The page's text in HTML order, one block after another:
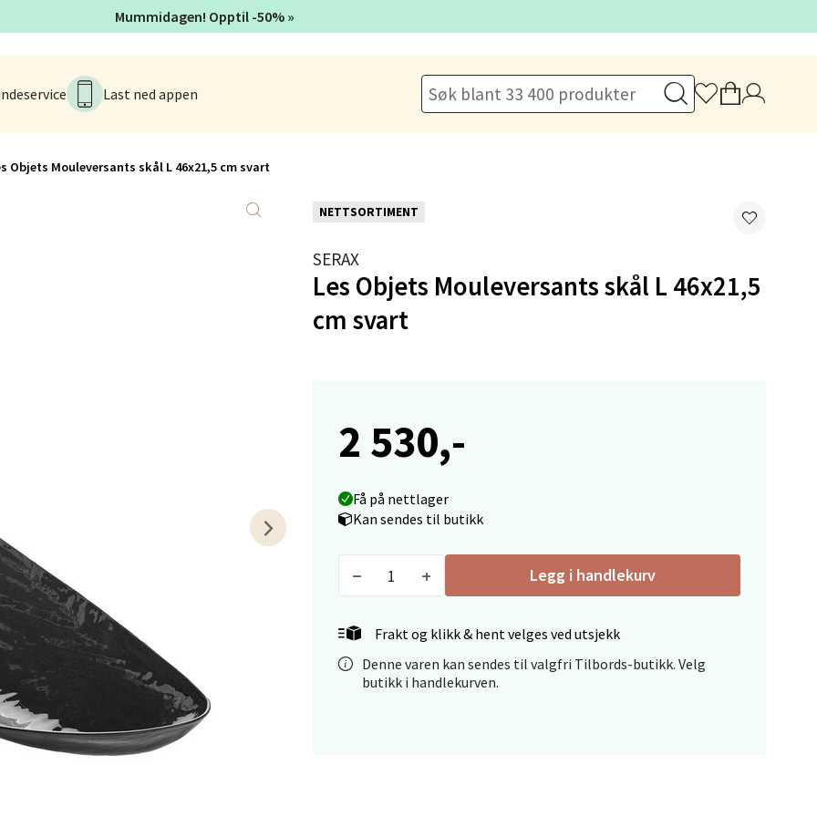
Last ned appen
Objets Mouleversants skål L 46x21,5 cm svart
NETTSORTIMENT
SERAX
Les Objets Mouleversants skål L 46x21,5
cm svart
2 530,-
Få på nettlager
Kan sendes til butikk
Legg i handlekurv
Frakt og klikk & hent velges ved utsjekk
Denne varen kan sendes til valgfri Tilbords-butikk. Velg
butikk i handlekurven.
Mummidagen! Opptil -50% »
og Sandnes - Kvadrat
1, 4313 Sandnes
10-21
Velg
Linderud
vei 38, 0594 Oslo
dag 10-21
Velg
Jæren - M44